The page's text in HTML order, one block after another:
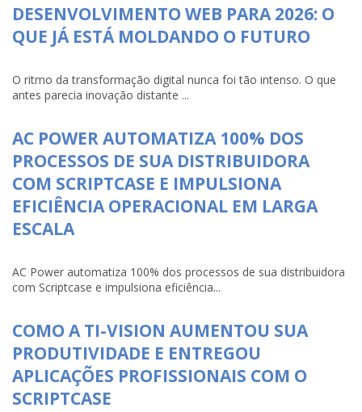
DESENVOLVIMENTO WEB PARA 2026: O
QUE JÁ ESTÁ MOLDANDO O FUTURO
O ritmo da transformação digital nunca foi tão intenso. O que
antes parecia inovação distante ...
AC POWER AUTOMATIZA 100% DOS
PROCESSOS DE SUA DISTRIBUIDORA
COM SCRIPTCASE E IMPULSIONA
EFICIÊNCIA OPERACIONAL EM LARGA
ESCALA
AC Power automatiza 100% dos processos de sua distribuidora
com Scriptcase e impulsiona eficiência...
COMO A TI-VISION AUMENTOU SUA
PRODUTIVIDADE E ENTREGOU
APLICAÇÕES PROFISSIONAIS COM O
SCRIPTCASE